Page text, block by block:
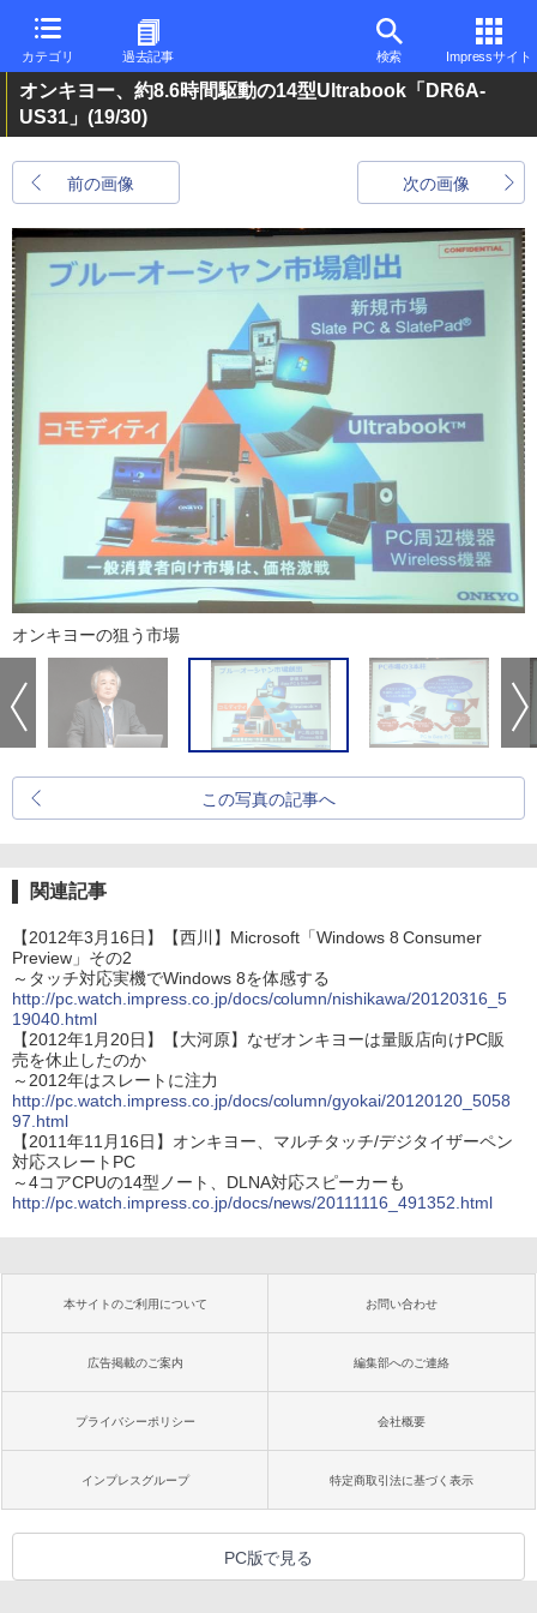
カテゴリ 過去記事 検索 Impressサイト
オンキヨー、約8.6時間駆動の14型Ultrabook「DR6A-
US31」 (19/30)
前の画像 次の画像
オンキヨーの狙う市場
この写真の記事へ
関連記事
【2012年3月16日】【西川】Microsoft「Windows 8 Consumer
Preview」その2
～タッチ対応実機でWindows 8を体感する
http://pc.watch.impress.co.jp/docs/column/nishikawa/20120316_5
19040.html
【2012年1月20日】【大河原】なぜオンキヨーは量販店向けPC販
売を休止したのか
～2012年はスレートに注力
http://pc.watch.impress.co.jp/docs/column/gyokai/20120120_5058
97.html
【2011年11月16日】オンキヨー、マルチタッチ/デジタイザーペン
対応スレートPC
～4コアCPUの14型ノート、DLNA対応スピーカーも
http://pc.watch.impress.co.jp/docs/news/20111116_491352.html
本サイトのご利用について お問い合わせ
広告掲載のご案内 編集部へのご連絡
プライバシーポリシー 会社概要
インプレスグループ 特定商取引法に基づく表示
PC版で見る